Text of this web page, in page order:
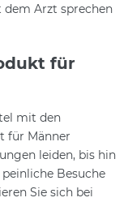
Arzt sprechen
für
mit den
für Männer
leiden, bis hin
Besuche
Sie sich bei